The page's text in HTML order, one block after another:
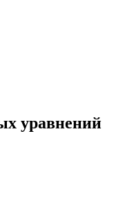
уравнений